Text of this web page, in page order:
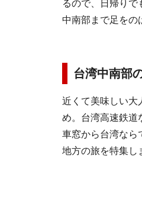
るので、日帰りで
中南部まで足をの
台湾中南部
近くて美味しい大
め。台湾高速鉄道
車窓から台湾なら
地方の旅を特集し